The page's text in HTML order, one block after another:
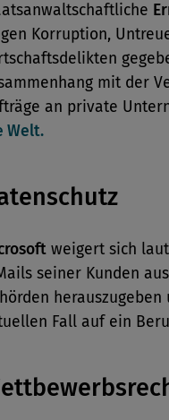
Korruption,
mit der
an private
Welt.
weigert sich laut
seiner Kunden
Fall auf ein